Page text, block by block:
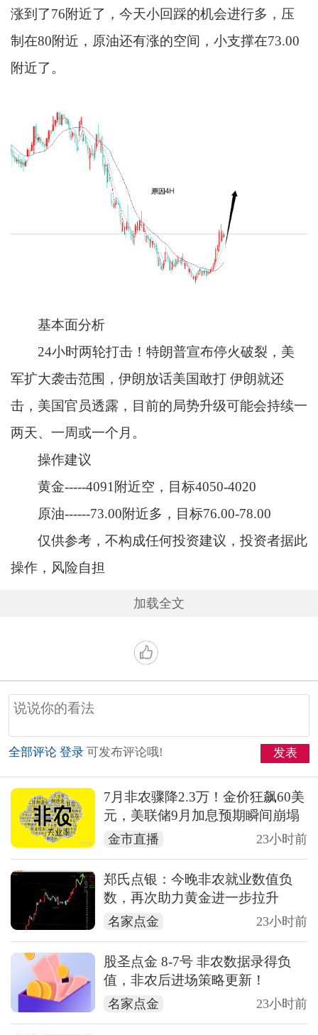
涨到了76附近了，今天小回踩的机会进行多，压
制在80附近，原油还有涨的空间，小支撑在73.00
附近了。
基本面分析
24小时两轮打击！特朗普宣布停火破裂，美
军扩大袭击范围，伊朗放话美国敢打 伊朗就还
击，美国官员透露，目前的局势升级可能会持续一
两天、一周或一个月。
操作建议
黄金-----4091附近空，目标4050-4020
原油------73.00附近多，目标76.00-78.00
仅供参考，不构成任何投资建议，投资者据此
操作，风险自担
加载全文
全部评论 登录 可发布评论哦! 发表
7月非农骤降2.3万！金价狂飙60美
元，美联储9月加息预期瞬间崩塌
金市直播 23小时前
郑氏点银：今晚非农就业数值负
数，再次助力黄金进一步拉升
名家点金 23小时前
股圣点金 8-7号 非农数据录得负
值，非农后进场策略更新！
名家点金 23小时前